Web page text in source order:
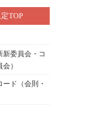
TOP
新委員会・コ
）
ド（会則・